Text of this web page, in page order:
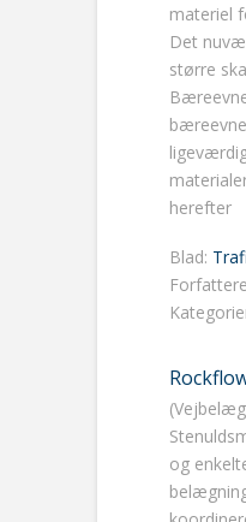
materiel
Det
større
herefter
Blad:
og